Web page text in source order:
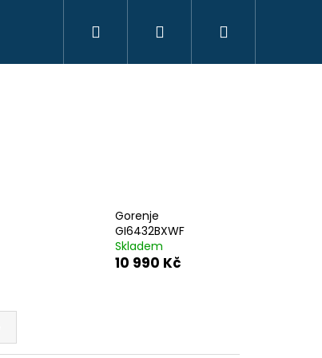
Přihlášení
Gorenje
GI6432BXWF
Skladem
10 990 Kč